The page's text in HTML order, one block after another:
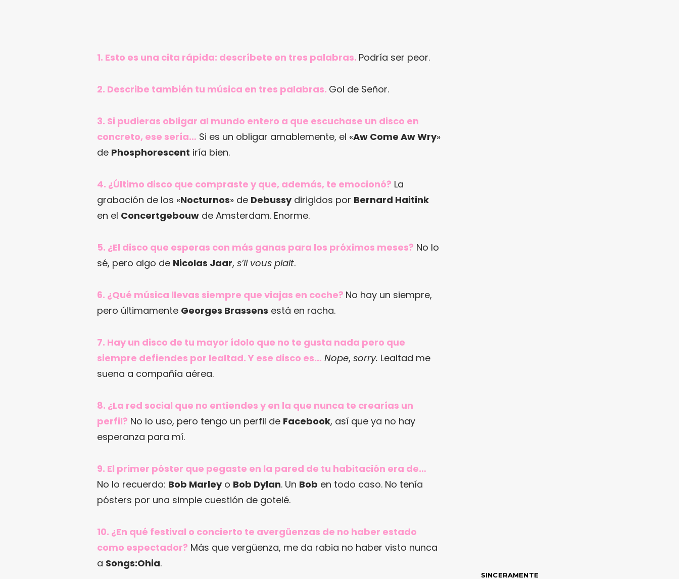
1. Esto es una cita rápida: descríbete en tres palabras. Podría ser peor.
2. Describe también tu música en tres palabras. Gol de Señor.
3. Si pudieras obligar al mundo entero a que escuchase un disco en
concreto, ese sería… Si es un obligar amablemente, el «Aw Come Aw Wry»
de Phosphorescent iría bien.
4. ¿Último disco que compraste y que, además, te emocionó? La
grabación de los «Nocturnos» de Debussydirigidos por Bernard Haitink
en el Concertgebouw de Amsterdam. Enorme.
5. ¿El disco que esperas con más ganas para los próximos meses? No lo
sé, pero algo de Nicolas Jaar, s’il vous plait.
6. ¿Qué música llevas siempre que viajas en coche? No hay un siempre,
pero últimamente Georges Brassens está en racha.
7. Hay un disco de tu mayor ídolo que no te gusta nada pero que
siempre defiendes por lealtad. Y ese disco es… Nope, sorry. Lealtad me
suena a compañía aérea.
8. ¿La red social que no entiendes y en la que nunca te crearías un
perfil? No lo uso, pero tengo un perfil de Facebook, así que ya no hay
esperanza para mí.
9. El primer póster que pegaste en la pared de tu habitación era de…
No lo recuerdo: Bob Marleyo Bob Dylan. Un Bob en todo caso. No tenía
pósters por una simple cuestión de gotelé.
10. ¿En qué festival o concierto te avergüenzas de no haber estado
como espectador? Más que vergüenza, me da rabia no haber visto nunca
a Songs:Ohia.
SINCERAMENTE